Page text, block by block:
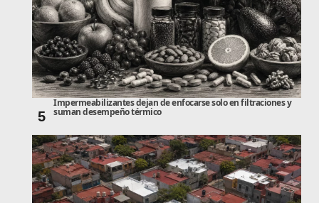
5
Impermeabilizantes dejan de enfocarse solo en filtraciones y
suman desempeño térmico